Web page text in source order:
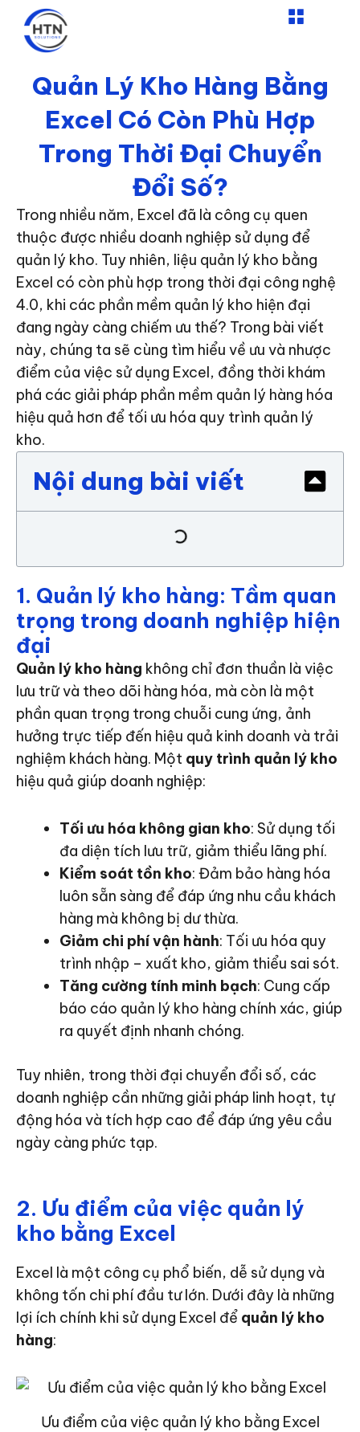
Nhảy
Quản Lý Kho Hàng Bằng
Excel Có Còn Phù Hợp
Trong Thời Đại Chuyển
Đổi Số?
Trong nhiều năm, Excel đã là công cụ quen
thuộc được nhiều doanh nghiệp sử dụng để
quản lý kho. Tuy nhiên, liệu quản lý kho bằng
Excel có còn phù hợp trong thời đại công nghệ
4.0, khi các phần mềm quản lý kho hiện đại
đang ngày càng chiếm ưu thế? Trong bài viết
này, chúng ta sẽ cùng tìm hiểu về ưu và nhược
điểm của việc sử dụng Excel, đồng thời khám
phá các giải pháp phần mềm quản lý hàng hóa
hiệu quả hơn để tối ưu hóa quy trình quản lý
kho.
Nội dung bài viết
1. Quản lý kho hàng: Tầm quan
trọng trong doanh nghiệp hiện
đại
Quản lý kho hàng không chỉ đơn thuần là việc
lưu trữ và theo dõi hàng hóa, mà còn là một
phần quan trọng trong chuỗi cung ứng, ảnh
hưởng trực tiếp đến hiệu quả kinh doanh và trải
nghiệm khách hàng. Một quy trình quản lý kho
hiệu quả giúp doanh nghiệp:
Tối ưu hóa không gian kho: Sử dụng tối
đa diện tích lưu trữ, giảm thiểu lãng phí.
Kiểm soát tồn kho: Đảm bảo hàng hóa
luôn sẵn sàng để đáp ứng nhu cầu khách
hàng mà không bị dư thừa.
Giảm chi phí vận hành: Tối ưu hóa quy
trình nhập – xuất kho, giảm thiểu sai sót.
Tăng cường tính minh bạch: Cung cấp
báo cáo quản lý kho hàng chính xác, giúp
ra quyết định nhanh chóng.
Tuy nhiên, trong thời đại chuyển đổi số, các
doanh nghiệp cần những giải pháp linh hoạt, tự
động hóa và tích hợp cao để đáp ứng yêu cầu
ngày càng phức tạp.
2. Ưu điểm của việc quản lý
kho bằng Excel
Excel là một công cụ phổ biến, dễ sử dụng và
không tốn chi phí đầu tư lớn. Dưới đây là những
lợi ích chính khi sử dụng Excel để quản lý kho
hàng:
Ưu điểm của việc quản lý kho bằng Excel